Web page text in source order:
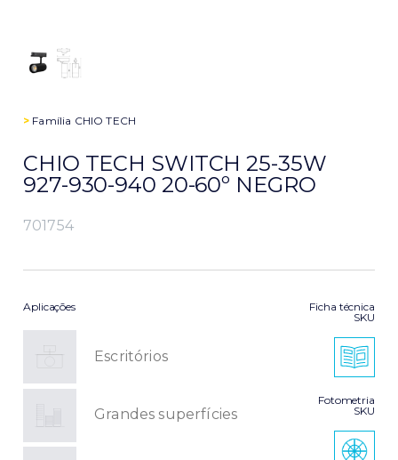
> Família CHIO TECH
CHIO TECH SWITCH 25-35W
927-930-940 20-60º NEGRO
701754
Aplicações
Escritórios
Grandes superfícies
Ficha técnica
SKU
Fotometria
SKU